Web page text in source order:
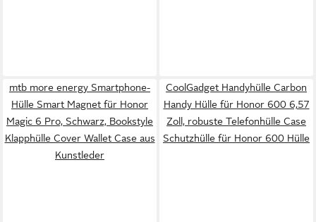
mtb more energy Smartphone-
Hülle Smart Magnet für Honor
Magic 6 Pro, Schwarz, Bookstyle
Klapphülle Cover Wallet Case aus
Kunstleder
CoolGadget Handyhülle Carbon
Handy Hülle für Honor 600 6,57
Zoll, robuste Telefonhülle Case
Schutzhülle für Honor 600 Hülle